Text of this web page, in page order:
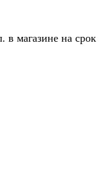
в магазине на срок